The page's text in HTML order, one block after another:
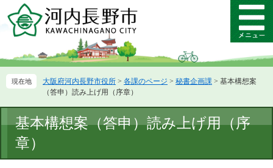
ー
先
ニ
を
て
メ
ニ
ー
大阪府河内長野市役所 > 各課のページ > 秘書企画課 > 基本構想案
（答申）読み上げ用（序章）
文
基本構想案（答申）読み上げ用（序
章）